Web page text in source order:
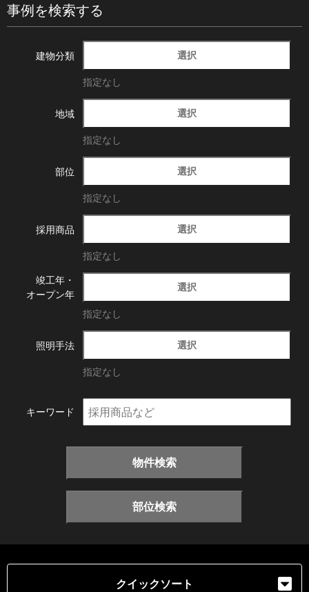
事例を検索する
建物分類 選択
指定なし
地域 選択
指定なし
部位 選択
指定なし
採用商品 選択
指定なし
竣工年・
オープン年
選択
指定なし
照明手法 選択
指定なし
キーワード
物件検索
部位検索
クイックソート